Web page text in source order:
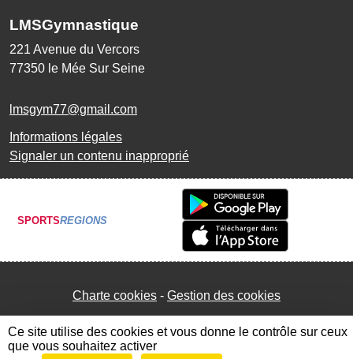
LMSGymnastique
221 Avenue du Vercors
77350 le Mée Sur Seine
lmsgym77@gmail.com
Informations légales
Signaler un contenu inapproprié
SPORTSREGIONS
Charte cookies Gestion des cookies
Ce site utilise des cookies et vous donne le contrôle sur ceux
que vous souhaitez activer